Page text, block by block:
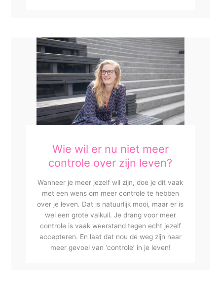
Wie wil er nu niet meer
controle over zijn leven?
Wanneer je meer jezelf wil zijn, doe je dit vaak
met een wens om meer controle te hebben
over je leven. Dat is natuurlijk mooi, maar er is
wel een grote valkuil. Je drang voor meer
controle is vaak weerstand tegen echt jezelf
accepteren. En laat dat nou de weg zijn naar
meer gevoel van ‘controle’ in je leven!